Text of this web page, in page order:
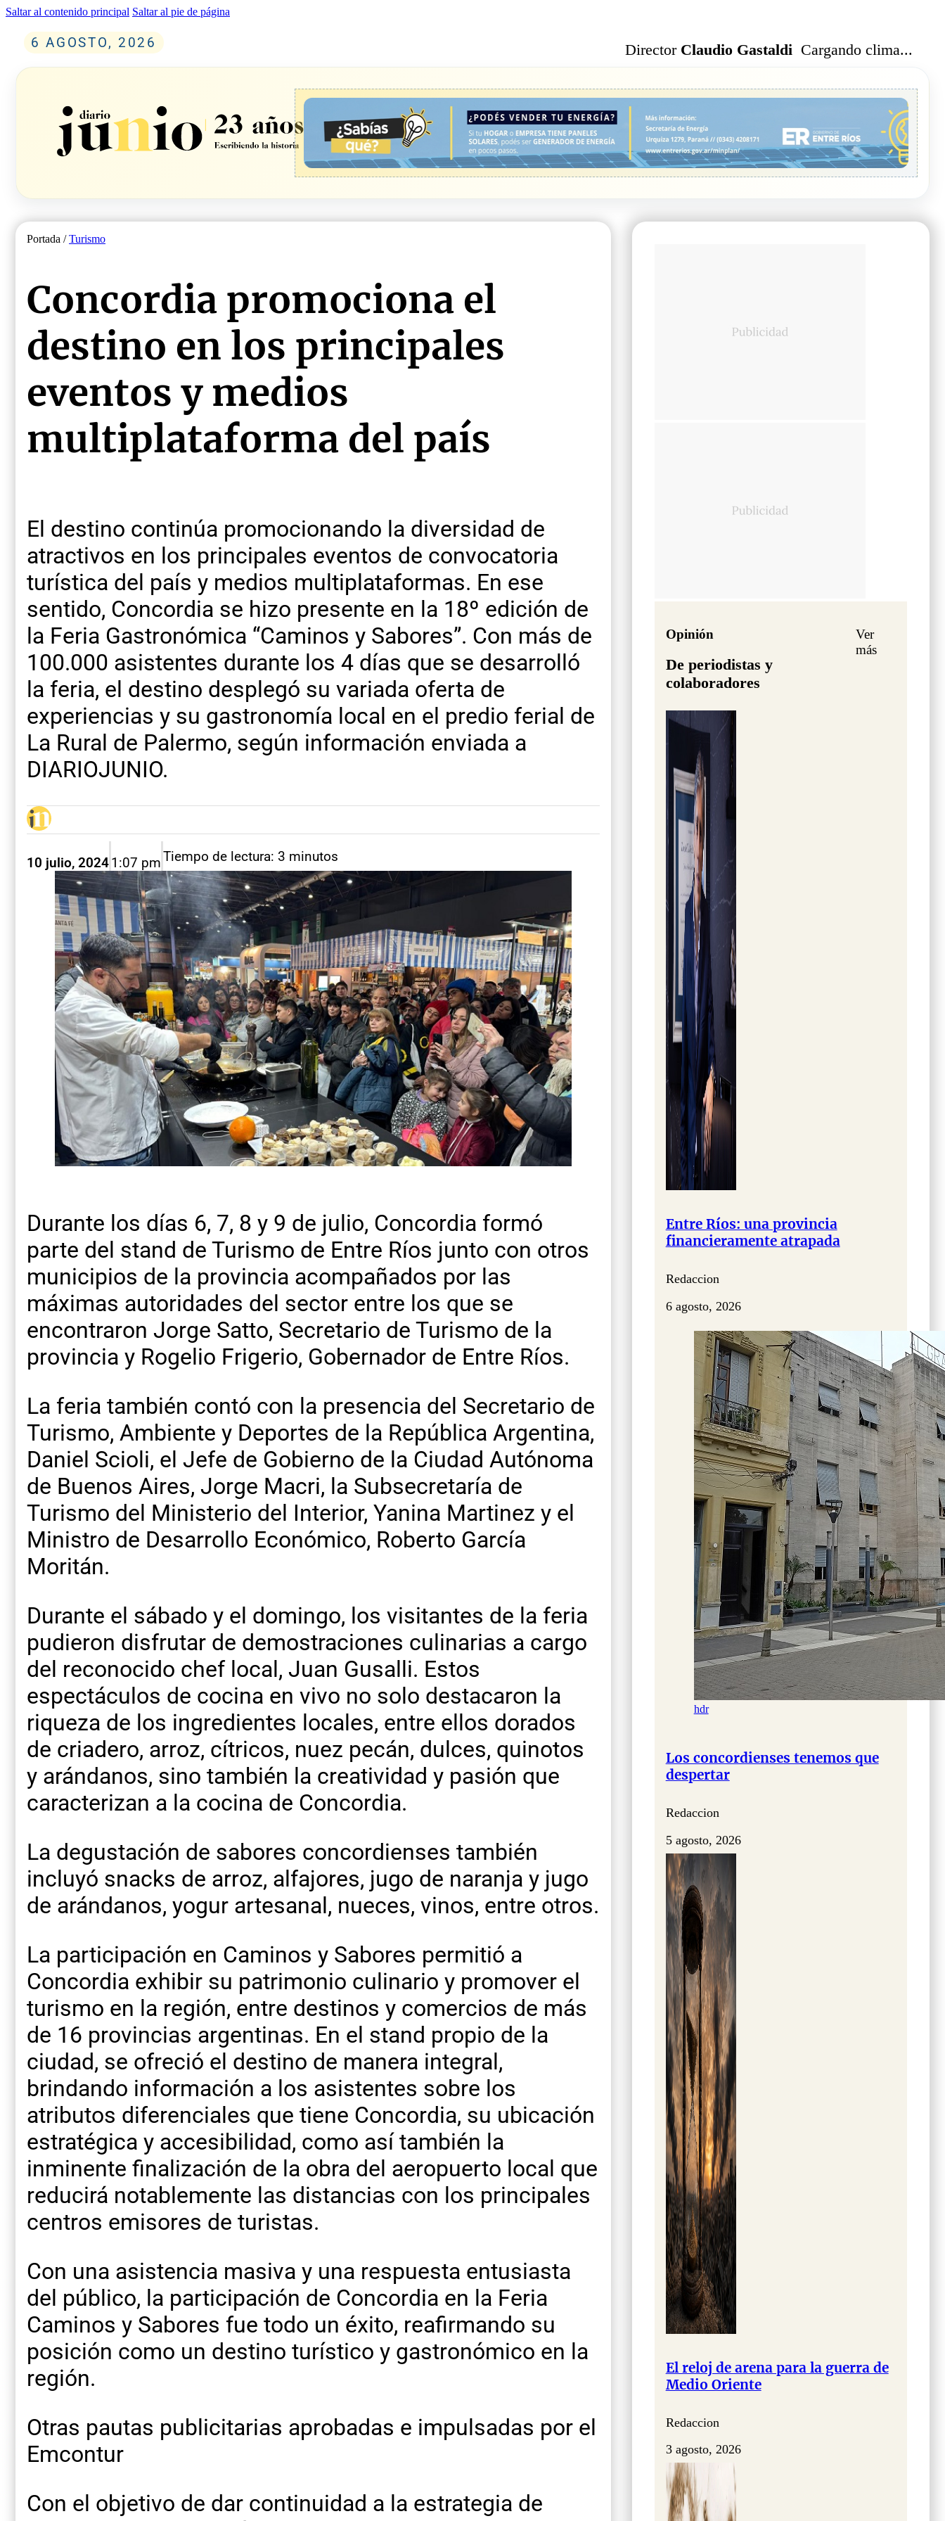
Saltar al contenido principal Saltar al pie de página
6 AGOSTO, 2026 Director Claudio Gastaldi Cargando clima...
Portada /Turismo
Concordia promociona el
destino en los principales
eventos y medios
multiplataforma del país
El destino continúa promocionando la diversidad de
atractivos en los principales eventos de convocatoria
turística del país y medios multiplataformas. En ese
sentido, Concordia se hizo presente en la 18º edición de
la Feria Gastronómica “Caminos y Sabores”. Con más de
100.000 asistentes durante los 4 días que se desarrolló
la feria, el destino desplegó su variada oferta de
experiencias y su gastronomía local en el predio ferial de
La Rural de Palermo, según información enviada a
DIARIOJUNIO.
10 julio, 20241:07 pmTiempo de lectura: 3 minutos
Durante los días 6, 7, 8 y 9 de julio, Concordia formó
parte del stand de Turismo de Entre Ríos junto con otros
municipios de la provincia acompañados por las
máximas autoridades del sector entre los que se
encontraron Jorge Satto, Secretario de Turismo de la
provincia y Rogelio Frigerio, Gobernador de Entre Ríos.
La feria también contó con la presencia del Secretario de
Turismo, Ambiente y Deportes de la República Argentina,
Daniel Scioli, el Jefe de Gobierno de la Ciudad Autónoma
de Buenos Aires, Jorge Macri, la Subsecretaría de
Turismo del Ministerio del Interior, Yanina Martinez y el
Ministro de Desarrollo Económico, Roberto García
Moritán.
Durante el sábado y el domingo, los visitantes de la feria
pudieron disfrutar de demostraciones culinarias a cargo
del reconocido chef local, Juan Gusalli. Estos
espectáculos de cocina en vivo no solo destacaron la
riqueza de los ingredientes locales, entre ellos dorados
de criadero, arroz, cítricos, nuez pecán, dulces, quinotos
y arándanos, sino también la creatividad y pasión que
caracterizan a la cocina de Concordia.
La degustación de sabores concordienses también
incluyó snacks de arroz, alfajores, jugo de naranja y jugo
de arándanos, yogur artesanal, nueces, vinos, entre otros.
La participación en Caminos y Sabores permitió a
Concordia exhibir su patrimonio culinario y promover el
turismo en la región, entre destinos y comercios de más
de 16 provincias argentinas. En el stand propio de la
ciudad, se ofreció el destino de manera integral,
brindando información a los asistentes sobre los
atributos diferenciales que tiene Concordia, su ubicación
estratégica y accesibilidad, como así también la
inminente finalización de la obra del aeropuerto local que
reducirá notablemente las distancias con los principales
centros emisores de turistas.
Con una asistencia masiva y una respuesta entusiasta
del público, la participación de Concordia en la Feria
Caminos y Sabores fue todo un éxito, reafirmando su
posición como un destino turístico y gastronómico en la
región.
Otras pautas publicitarias aprobadas e impulsadas por el
Emcontur
Con el objetivo de dar continuidad a la estrategia de
Opinión
De periodistas y
colaboradores
Ver
más
Entre Ríos: una provincia
financieramente atrapada
Redaccion
6 agosto, 2026
hdr
Los concordienses tenemos que
despertar
Redaccion
5 agosto, 2026
El reloj de arena para la guerra de
Medio Oriente
Redaccion
3 agosto, 2026